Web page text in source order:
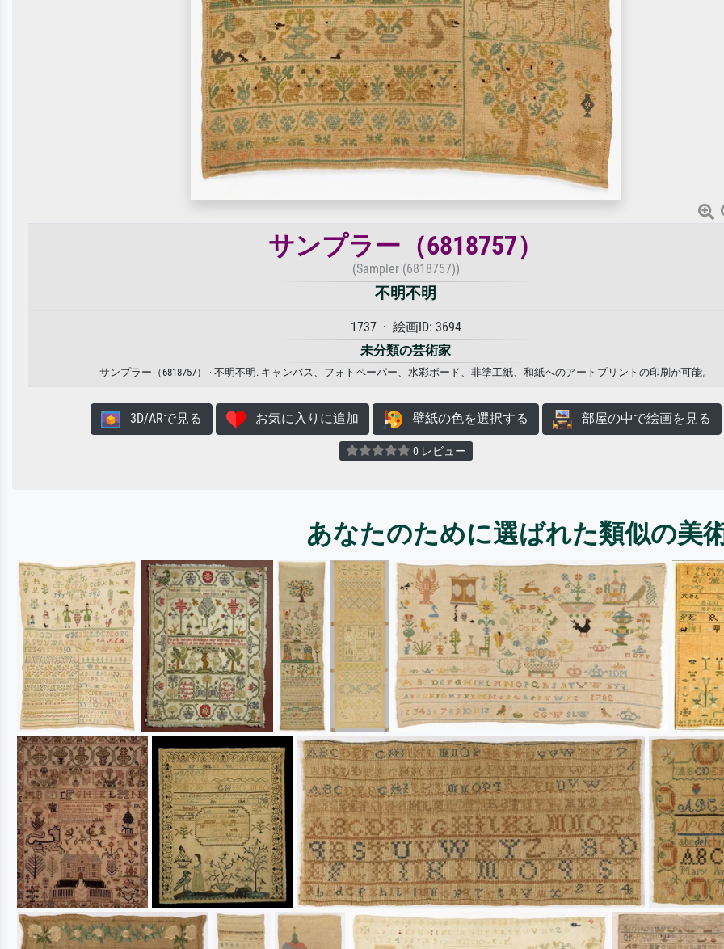
サンプラー（6818757）
(Sampler (6818757))
不明不明
1737 · 絵画ID: 3694
未分類の芸術家
サンプラー（6818757） · 不明不明. キャンバス、フォトペーパー、水彩ボード、非塗工紙、和紙へのアートプリントの印刷が可能。
3D/ARで見る お気に入りに追加 壁紙の色を選択する 部屋の中で絵画を見る
0 レビュー
あなたのために選ばれた類似の美